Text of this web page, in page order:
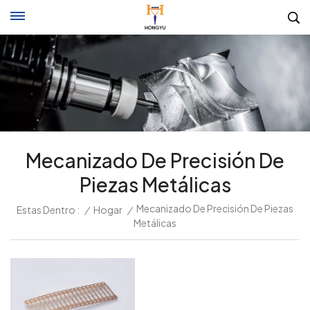
Mecanizado De Precisión De
Piezas Metálicas
Estas Dentro : / Hogar / Mecanizado De Precisión De Piezas
Metálicas